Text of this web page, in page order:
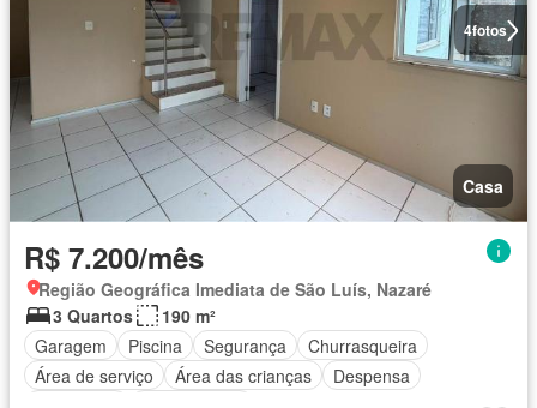
4fotos
Casa
R$ 7.200/mês
Região Geográfica Imediata de São Luís, Nazaré
3 Quartos
190 m²
Garagem
Piscina Segurança
Churrasqueira
Área de serviço
Área das crianças
Despensa